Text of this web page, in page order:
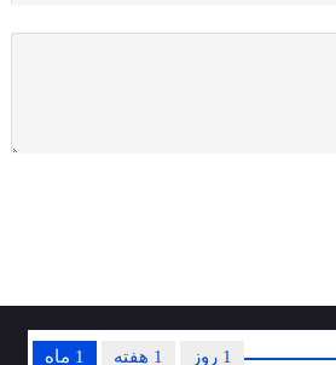
1 ماه 1 هفته 1 روز